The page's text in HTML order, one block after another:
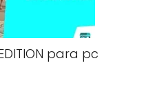
EDITION para pc